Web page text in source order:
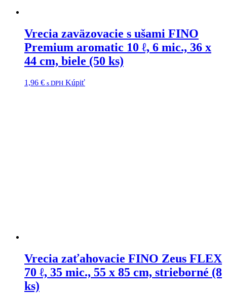
Vrecia zaväzovacie s ušami FINO
Premium aromatic 10 ℓ, 6 mic., 36 x
44 cm, biele (50 ks)
1,96 € s DPH Kúpiť
Vrecia zaťahovacie FINO Zeus FLEX
70 ℓ, 35 mic., 55 x 85 cm, strieborné (8
ks)